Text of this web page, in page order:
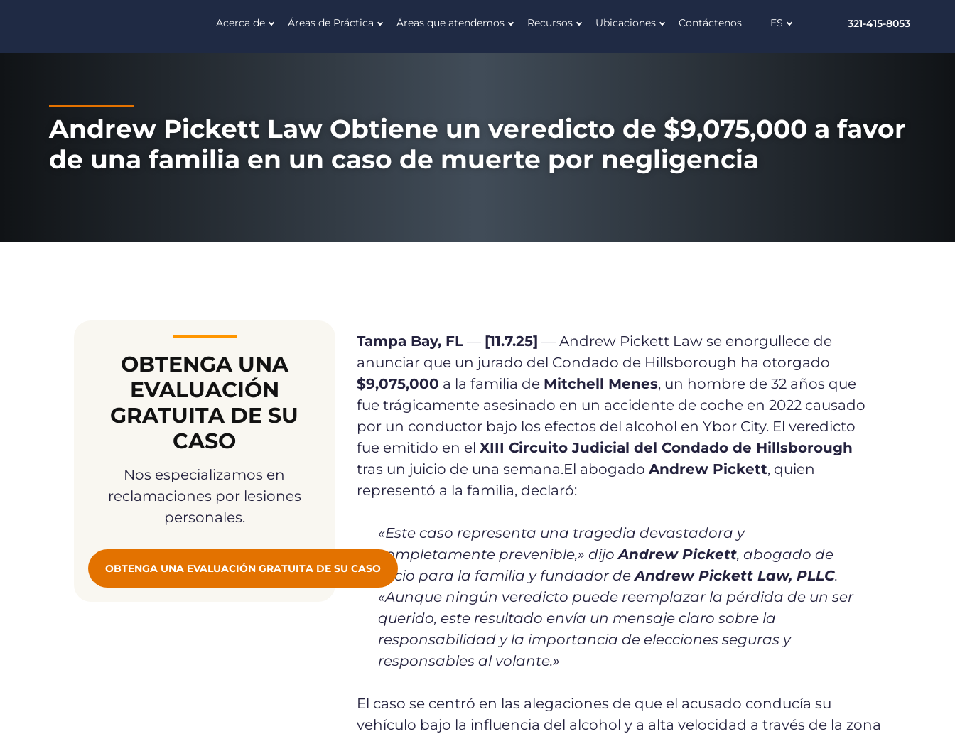
An
Advocate
Acerca de Áreas de Práctica Áreas que atendemos Recursos Ubicaciones Contáctenos ES 321-415-8053
Andrew Pickett Law Obtiene un veredicto de $9,075,000 a favor
de una familia en un caso de muerte por negligencia
OBTENGA UNA
EVALUACIÓN
GRATUITA DE SU
CASO
Nos especializamos en
reclamaciones por lesiones
personales.
OBTENGA UNA EVALUACIÓN GRATUITA DE SU CASO
Tampa Bay, FL— [11.7.25] — Andrew Pickett Law se enorgullece de
anunciar que un jurado del Condado de Hillsborough ha otorgado
$9,075,000 a la familia de Mitchell Menes, un hombre de 32 años que
fue trágicamente asesinado en un accidente de coche en 2022 causado
por un conductor bajo los efectos del alcohol en Ybor City. El veredicto
fue emitido en el XIII Circuito Judicial del Condado de Hillsborough
tras un juicio de una semana.El abogado Andrew Pickett, quien
representó a la familia, declaró:
«Este caso representa una tragedia devastadora y
completamente prevenible,» dijoAndrew Pickett, abogado de
juicio para la familia y fundador deAndrew Pickett Law, PLLC.
«Aunque ningún veredicto puede reemplazar la pérdida de un ser
querido, este resultado envía un mensaje claro sobre la
responsabilidad y la importancia de elecciones seguras y
responsables al volante.»
El caso se centró en las alegaciones de que el acusado conducía su
vehículo bajo la influencia del alcohol y a alta velocidad a través de la zona